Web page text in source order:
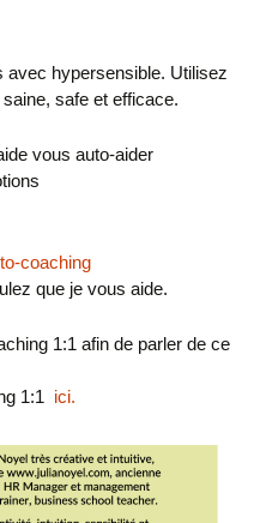
hypersensible. Utilisez
safe et efficace.
vous auto-aider
coaching
que je vous aide.
1:1 afin de parler de ce
1:1 ici.